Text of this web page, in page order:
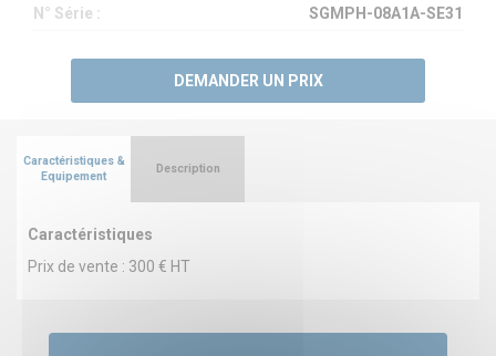
N° Série : SGMPH-08A1A-SE31
DEMANDER UN PRIX
Caractéristiques &
Equipement
Caractéristiques
Prix de vente : 300 € HT
Description